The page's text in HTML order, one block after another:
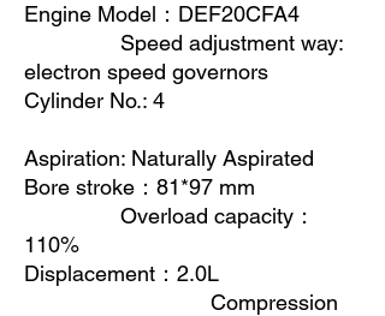
Engine Model ： DEF20CFA4
Speed adjustment way:
electron speed governors
Cylinder No.: 4
Aspiration: Naturally Aspirated
Bore stroke ： 81*97 mm
Overload capacity ：
110%
Displacement ： 2.0L
Compression